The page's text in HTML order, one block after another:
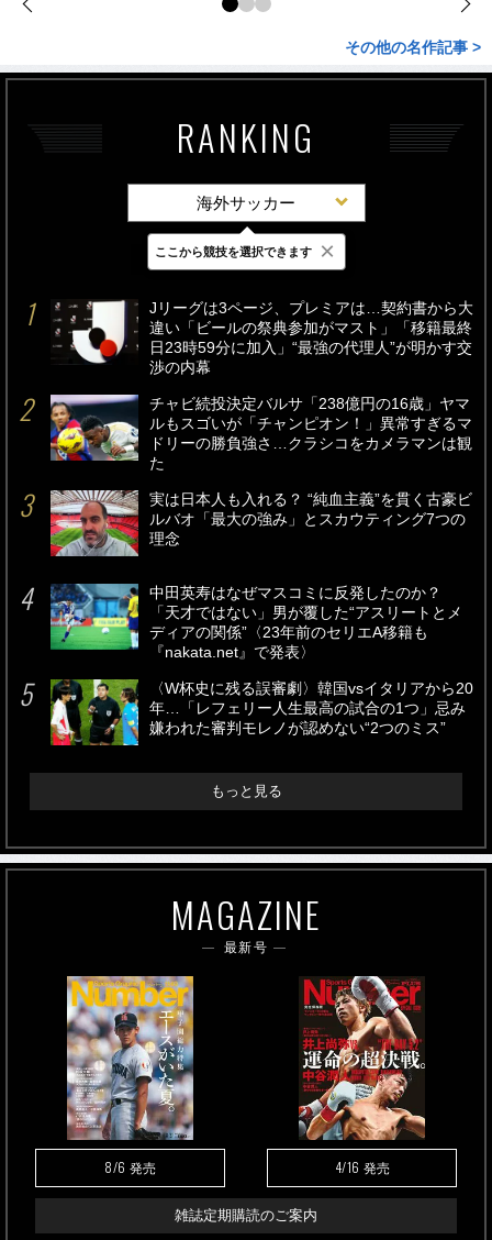
その他の名作記事 >
RANKING
海外サッカー
最新 24時間 週間
Jリーグは3ページ、プレミアは…契約書から大
違い「ビールの祭典参加がマスト」「移籍最終
日23時59分に加入」“最強の代理人”が明かす交
渉の内幕
チャビ続投決定バルサ「238億円の16歳」ヤマ
ルもスゴいが「チャンピオン！」異常すぎるマ
ドリーの勝負強さ…クラシコをカメラマンは観
た
実は日本人も入れる？ “純血主義”を貫く古豪ビ
ルバオ「最大の強み」とスカウティング7つの
理念
中田英寿はなぜマスコミに反発したのか？
「天才ではない」男が覆した“アスリートとメ
ディアの関係”〈23年前のセリエA移籍も
『nakata.net』で発表〉
〈W杯史に残る誤審劇〉韓国vsイタリアから20
年…「レフェリー人生最高の試合の1つ」忌み
嫌われた審判モレノが認めない“2つのミス”
もっと見る
MAGAZINE
最新号
8/6 発売 4/16 発売
雑誌定期購読のご案内
ここから競技を選択できます ×